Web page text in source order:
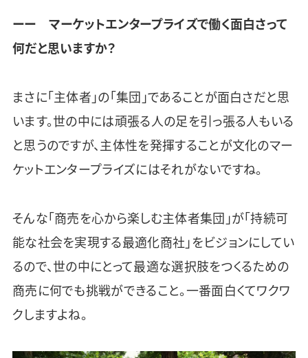
ーー マーケットエンタープライズで働く面白さって
何だと思いますか？
まさに「主体者」の「集団」であることが面白さだと思
います。世の中には頑張る人の足を引っ張る人もいる
と思うのですが、主体性を発揮することが文化のマー
ケットエンタープライズにはそれがないですね。
そんな「商売を心から楽しむ主体者集団」が「持続可
能な社会を実現する最適化商社」をビジョンにしてい
るので、世の中にとって最適な選択肢をつくるための
商売に何でも挑戦ができること。一番面白くてワクワ
クしますよね。